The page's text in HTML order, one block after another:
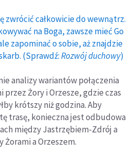
zwrócić całkowicie do wewnątrz.
na Boga, zawsze mieć Go
zapominać o sobie, aż znajdzie
(Sprawdź:Rozwój duchowy)
analizy wariantów połączenia
Żory i Orzesze, gdzie czas
krótszy niż godzina. Aby
trasę, konieczna jest odbudowa
między Jastrzębiem-Zdrój a
Żorami a Orzeszem.